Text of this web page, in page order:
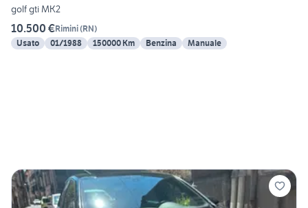
golf gti MK2
10.500 €Rimini(RN)
Usato
01/1988 150000 Km Benzina Manuale